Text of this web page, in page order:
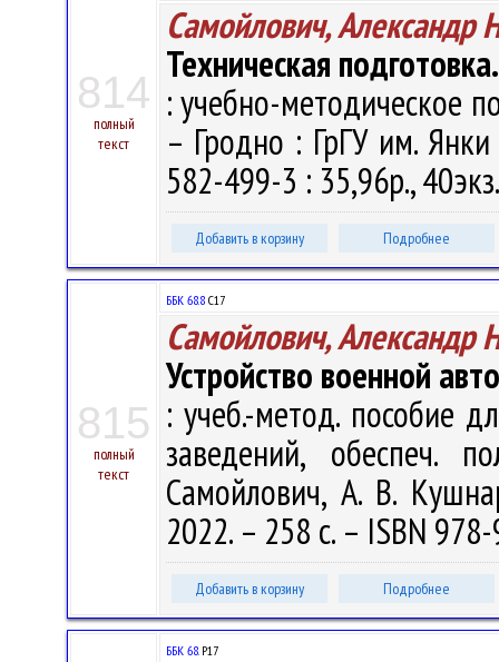
814
полный
текст
Самойлович, Александр
Техническая
: учебно-методическое
– Гродно : ГрГУ им.
582-499-3 : 35,96р.,
Добавить в корзину Подробнее
815
полный
текст
ББК 68.8 С17
Самойлович, Александр
Устройство военной
: учеб.-метод. пособие
заведений, обеспеч.
Самойлович, А. В.
2022. – 258 с. – ISBN
Добавить в корзину Подробнее
ББК 68.Р17